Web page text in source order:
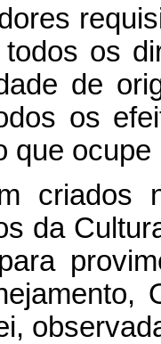
os
de
os
que
criados
da